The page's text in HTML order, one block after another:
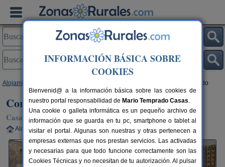
Alojamientos > Cortijo Lorenzo y Reondo
Cortijo Lorenzo y Reondo
Casa Rural en Abrucena (Almería)
Alquiler completo 2-10 plazas 50 km de Almería
INFORMACIÓN BÁSICA SOBRE
COOKIES
Bienvenid@ a la información básica sobre las cookies de
nuestro portal responsabilidad de Mario Temprado Casas.
Una cookie o galleta informática es un pequeño archivo de
información que se guarda en tu pc, smartphone o tablet al
visitar el portal. Algunas son nuestras y otras pertenecen a
empresas externas que nos prestan servicios. Las activadas
y necesarias para que todo funcione correctamente son las
Cookies Técnicas y no necesitan de tu autorización. Al pulsar